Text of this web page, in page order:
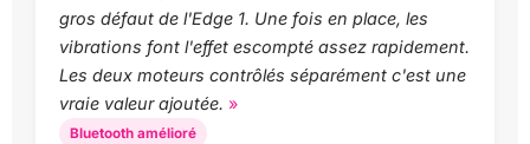
gros défaut de l'Edge 1. Une fois en place, les
vibrations font l'effet escompté assez rapidement.
Les deux moteurs contrôlés séparément c'est une
vraie valeur ajoutée.
Bluetooth amélioré